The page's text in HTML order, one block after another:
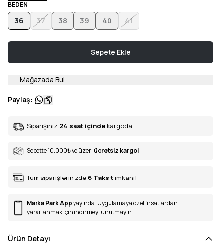
BEDEN
36 37 38 39 40 41
Sepete Ekle
Mağazada Bul
Paylaş:
Siparişiniz 24 saat içinde kargoda
Sepette 10.000₺ve üzeri ücretsiz kargo!
Tüm siparişlerinizde 6 Taksit imkanı!
Marka Park Appyayında. Uygulamaya özel fırsatlardan
yararlanmak için indirmeyi unutmayın
Ürün Detayı